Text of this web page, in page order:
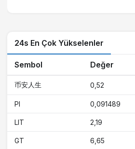
24s En Çok Yükselenler
Sembol Değer
币安人生 0,52
PI 0,091489
LIT 2,19
GT 6,65